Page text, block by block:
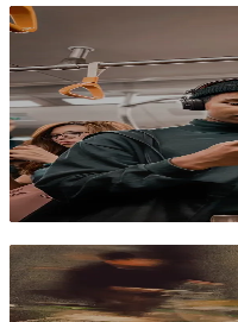
Van fullscreen naar
creatie aan?
Raoul
Creative project lead
Wat is jouw
verdwijnt in de